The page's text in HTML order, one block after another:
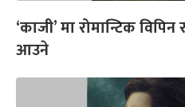
‘काजी’ मा रोमान्टिक
आउने